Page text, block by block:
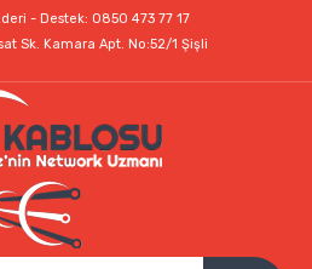
- Destek: 0850 473 77 17
Sk. Kamara Apt. No:52/1 Şişli